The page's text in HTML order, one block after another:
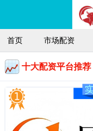
首页 市场配资
十大配资平台推荐